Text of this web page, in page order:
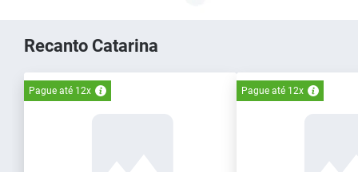
Recanto Catarina
Pague até 12x Pague até 12x